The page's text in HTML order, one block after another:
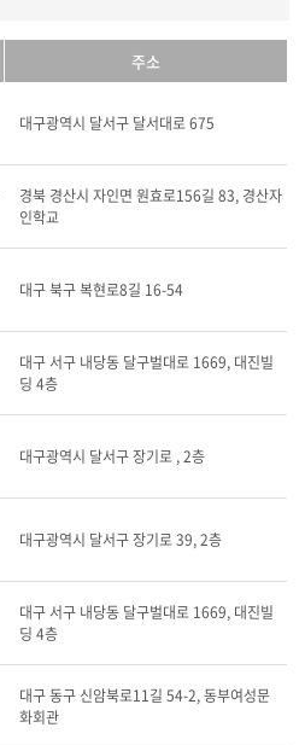
주소
대구광역시 달서구 달서대로 675
경북 경산시 자인면 원효로156길 83, 경산자
인학교
대구 북구 복현로8길 16-54
대구 서구 내당동 달구벌대로 1669, 대진빌
딩 4층
대구광역시 달서구 장기로 , 2층
대구광역시 달서구 장기로 39, 2층
대구 서구 내당동 달구벌대로 1669, 대진빌
딩 4층
대구 동구 신암북로11길 54-2, 동부여성문
화회관